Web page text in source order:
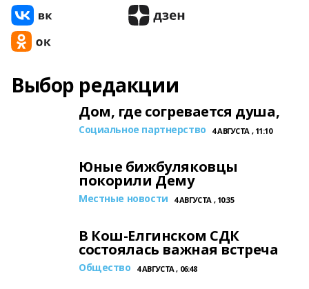
Выбор редакции
Дом, где согревается душа,
Социальное партнерство 4 АВГУСТА , 11:10
Юные бижбуляковцы
покорили Дему
Местные новости 4 АВГУСТА , 10:35
В Кош-Елгинском СДК
состоялась важная встреча
Общество 4 АВГУСТА , 06:48